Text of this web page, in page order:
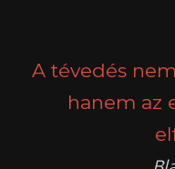
A tévedés
hanem az